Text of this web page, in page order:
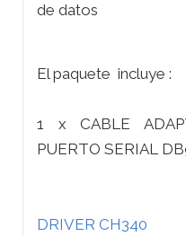
de datos
El paquete incluye :
1 x CABLE
PUERTO SERIAL
DRIVER CH340